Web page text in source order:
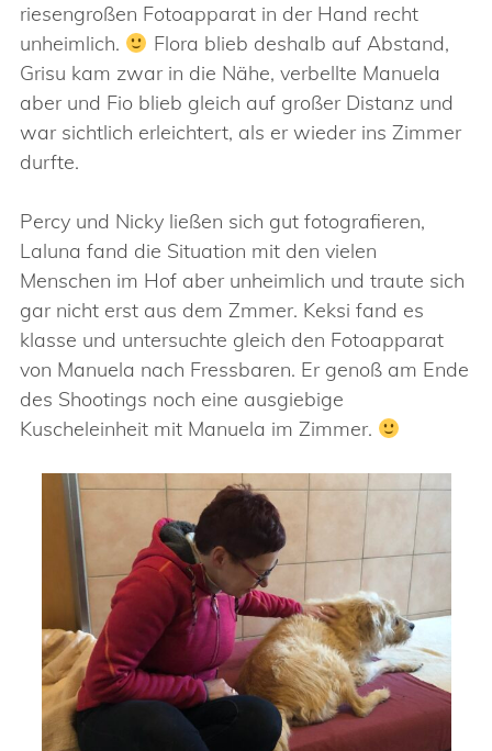
riesengroßen Fotoapparat in der Hand recht
unheimlich.
Flora blieb deshalb auf Abstand,
Grisu kam zwar in die Nähe, verbellte Manuela
aber und Fio blieb gleich auf großer Distanz und
war sichtlich erleichtert, als er wieder ins Zimmer
durfte.
Percy und Nicky ließen sich gut fotografieren,
Laluna fand die Situation mit den vielen
Menschen im Hof aber unheimlich und traute sich
gar nicht erst aus dem Zmmer. Keksi fand es
klasse und untersuchte gleich den Fotoapparat
von Manuela nach Fressbaren. Er genoß am Ende
des Shootings noch eine ausgiebige
Kuscheleinheit mit Manuela im Zimmer.